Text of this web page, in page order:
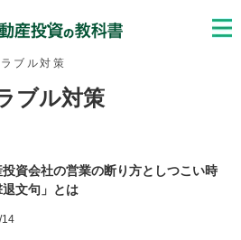
ラブル対策
ブル対策
資会社の営業の断り方としつこい時
文句」とは
14